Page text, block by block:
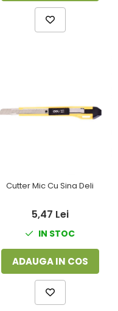
Cutter Mic Cu Sina Deli
5,47 Lei
IN STOC
ADAUGA IN COS